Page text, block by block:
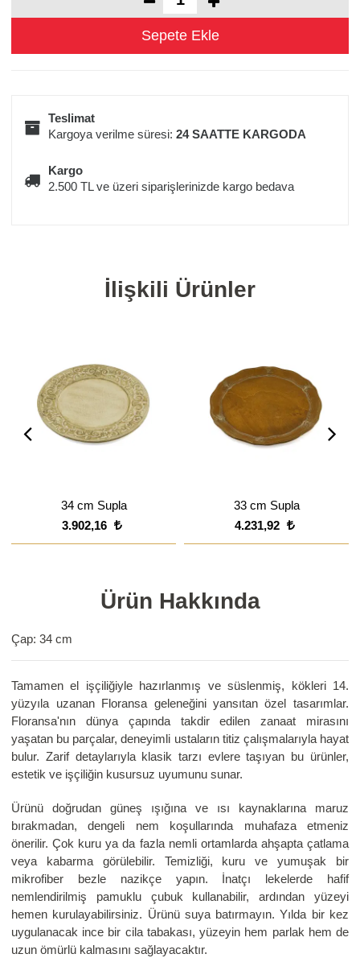
Teslimat
Kargoya verilme süresi:24 SAATTE KARGODA
Kargo
2.500 TL ve üzeri siparişlerinizde kargo bedava
İlişkili Ürünler
34 cm Supla
3.902,16
33 cm Supla
4.231,92
Ürün Hakkında
Çap: 34 cm
Tamamen el işçiliğiyle hazırlanmış ve süslenmiş, kökleri 14.
yüzyıla uzanan Floransa geleneğini yansıtan özel tasarımlar.
Floransa'nın dünya çapında takdir edilen zanaat mirasını
yaşatan bu parçalar, deneyimli ustaların titiz çalışmalarıyla hayat
bulur. Zarif detaylarıyla klasik tarzı evlere taşıyan bu ürünler,
estetik ve işçiliğin kusursuz uyumunu sunar.
Ürünü doğrudan güneş ışığına ve ısı kaynaklarına maruz
bırakmadan, dengeli nem koşullarında muhafaza etmeniz
önerilir. Çok kuru ya da fazla nemli ortamlarda ahşapta çatlama
veya kabarma görülebilir. Temizliği, kuru ve yumuşak bir
mikrofiber bezle nazikçe yapın. İnatçı lekelerde hafif
nemlendirilmiş pamuklu çubuk kullanabilir, ardından yüzeyi
hemen kurulayabilirsiniz. Ürünü suya batırmayın. Yılda bir kez
uygulanacak ince bir cila tabakası, yüzeyin hem parlak hem de
uzun ömürlü kalmasını sağlayacaktır.